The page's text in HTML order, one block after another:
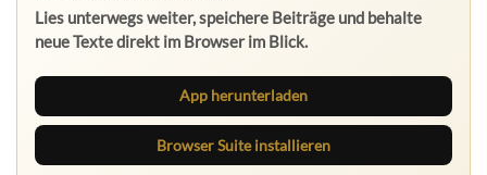
Lies unterwegs weiter, speichere Beiträge und behalte
neue Texte direkt im Browser im Blick.
App herunterladen
Browser Suite installieren